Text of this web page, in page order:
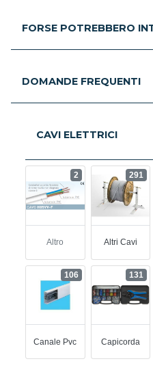
FORSE POTREBBERO
DOMANDE FREQUENTI
CAVI ELETTRICI
Altro
2
Altri Cavi
291
Canale Pvc
106
Capicorda
131